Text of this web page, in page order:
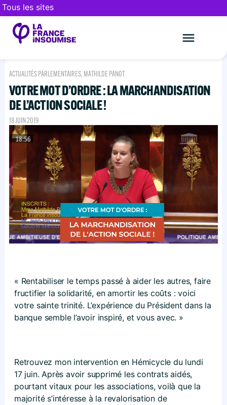
Tous les sites
ACTUALITÉS PARLEMENTAIRES, MATHILDE PANOT
VOTRE MOT D’ORDRE : LA MARCHANDISATION
DE L’ACTION SOCIALE !
18 JUIN 2019
« Rentabiliser le temps passé à aider les autres, faire
fructifier la solidarité, en amortir les coûts : voici
votre sainte trinité. L’expérience du Président dans la
banque semble l’avoir inspiré, et vous avec. »
Retrouvez mon intervention en Hémicycle du lundi
17 juin. Après avoir supprimé les contrats aidés,
pourtant vitaux pour les associations, voilà que la
majorité s’intéresse à la revalorisation de